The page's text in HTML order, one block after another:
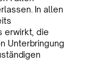
In allen
erwirkt, die
Unterbringung